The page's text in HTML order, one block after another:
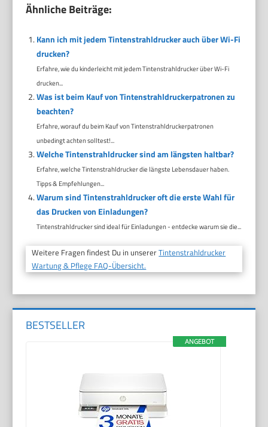
Ähnliche Beiträge:
Kann ich mit jedem Tintenstrahldrucker auch über Wi-Fi
drucken?
Erfahre, wie du kinderleicht mit jedem Tintenstrahldrucker über Wi-Fi
drucken...
Was ist beim Kauf von Tintenstrahldruckerpatronen zu
beachten?
Erfahre, worauf du beim Kauf von Tintenstrahldruckerpatronen
unbedingt achten solltest!...
Welche Tintenstrahldrucker sind am längsten haltbar?
Erfahre, welche Tintenstrahldrucker die längste Lebensdauer haben.
Tipps & Empfehlungen...
Warum sind Tintenstrahldrucker oft die erste Wahl für
das Drucken von Einladungen?
Tintenstrahldrucker sind ideal für Einladungen - entdecke warum sie die...
Weitere Fragen findest Du in unsererTintenstrahldrucker
Wartung & Pflege FAQ-Übersicht.
BESTSELLER
ANGEBOT